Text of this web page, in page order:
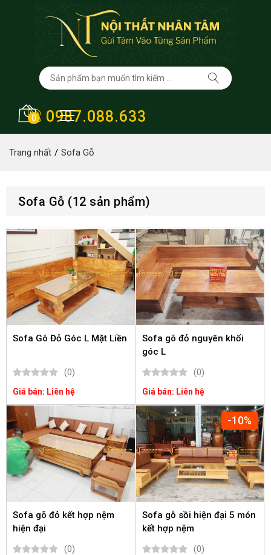
0987.088.633
0
Trang nhất Sofa Gỗ
Sofa Gỗ (12 sản phẩm)
Sofa Gõ Đỏ Góc L Mặt Liền
(0)
Giá bán: Liên hệ
Sofa gõ đỏ nguyên khối
góc L
(0)
Giá bán: Liên hệ
Sofa gõ đỏ kết hợp nệm
hiện đại
(0)
-10%
Sofa gỗ sồi hiện đại 5 món
kết hợp nệm
(0)